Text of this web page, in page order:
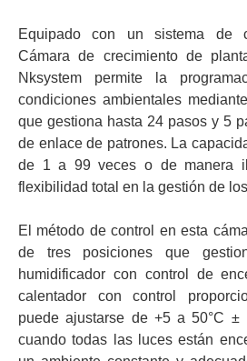
Equipado con un sistema de
Cámara de crecimiento de
Nksystem permite la
condiciones ambientales
que gestiona hasta 24 pasos y 5
de enlace de patrones. La
de 1 a 99 veces o de manera
flexibilidad total en la gestión de
El método de control en esta
de tres posiciones que
humidificador con control de
calentador con control
puede ajustarse de +5 a 50°C ±
cuando todas las luces están